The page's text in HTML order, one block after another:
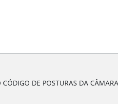
DE POSTURAS DA